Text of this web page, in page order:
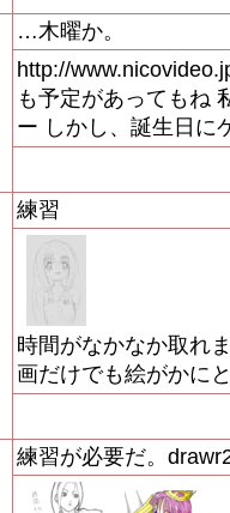
…木曜か。
http://
も予定があってもね
ー しかし、誕生日に
練習
時間がなかなか取れ
画だけでも絵がかに
練習が必要だ。